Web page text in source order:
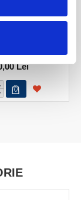
rotund
Lei